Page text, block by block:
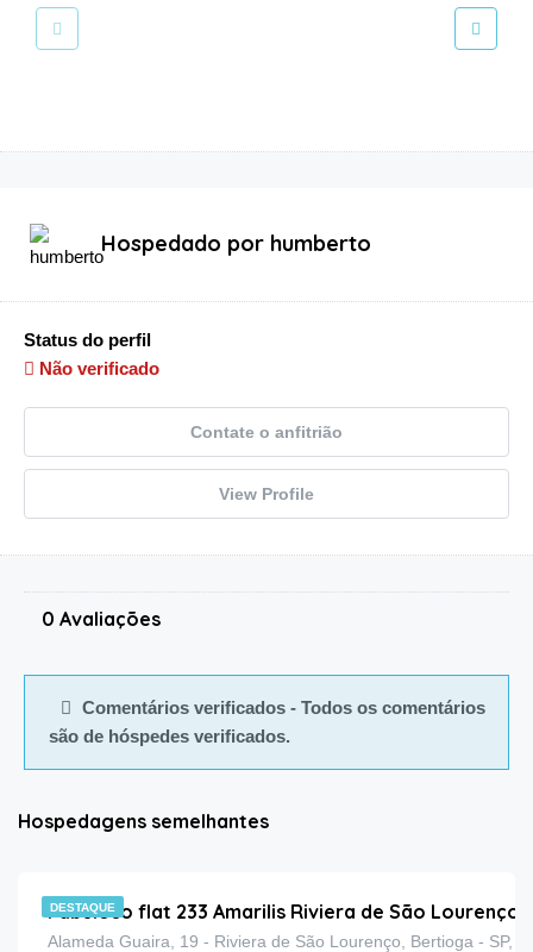
Hospedado por humberto
Status do perfil
Não verificado
Contate o anfitrião
View Profile
0 Avaliações
Comentários verificados - Todos os comentários
são de hóspedes verificados.
Hospedagens semelhantes
DESTAQUE
Fabuloso flat 233 Amarilis Riviera de São Lourenço
Alameda Guaira, 19 - Riviera de São Lourenço, Bertioga - SP,